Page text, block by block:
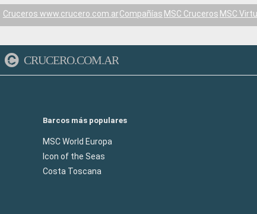
Cruceros www.crucero.com.arCompañías MSC Cruceros MSC
CRUCERO.COM.AR
Barcos más populares
MSC World Europa
Icon of the Seas
Costa Toscana